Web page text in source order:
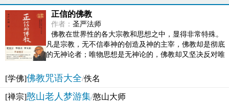
正信的佛教
作者： 圣严法师
佛教在世界性的各大宗教和思想之中，显得非常特殊。
凡是宗教，无不信奉神的创造及神的主宰，佛教却是彻底
的无神论者；唯物思想是无神论的，佛教却又坚决反对唯
[学佛]佛教咒语大全/佚名
[禅宗]憨山老人梦游集/憨山大师